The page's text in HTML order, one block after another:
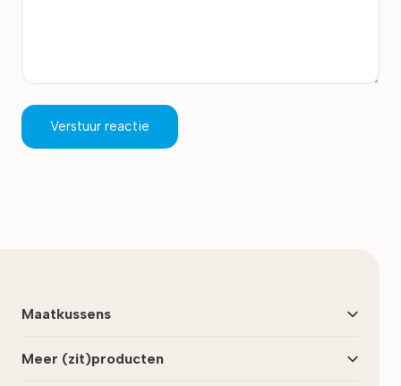
Verstuur reactie
Maatkussens
Meer (zit)producten